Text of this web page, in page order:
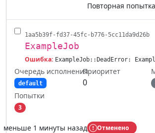
Повторная
1aa5b39f-fd37-45fc-b776-5cc11da9d26b
ExampleJob
Ошибка: ExampleJob::DeadError:
Очередь исполнения
default
Приоритет
0
Попытки
3
меньше 1 минуты назад Отменено